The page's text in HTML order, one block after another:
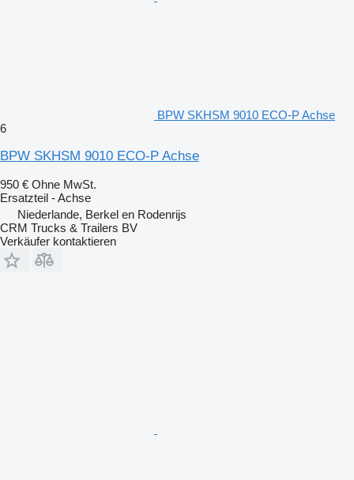
BPW SKHSM 9010 ECO-P Achse
6
BPW SKHSM 9010 ECO-P Achse
950 € Ohne MwSt.
Ersatzteil - Achse
Niederlande, Berkel en Rodenrijs
CRM Trucks & Trailers BV
Verkäufer kontaktieren